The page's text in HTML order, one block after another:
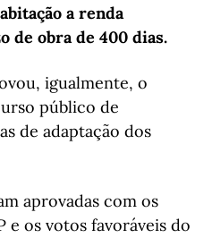
a renda
de obra de 400 dias.
igualmente, o
público de
de adaptação dos
aprovadas com os
e os votos favoráveis do